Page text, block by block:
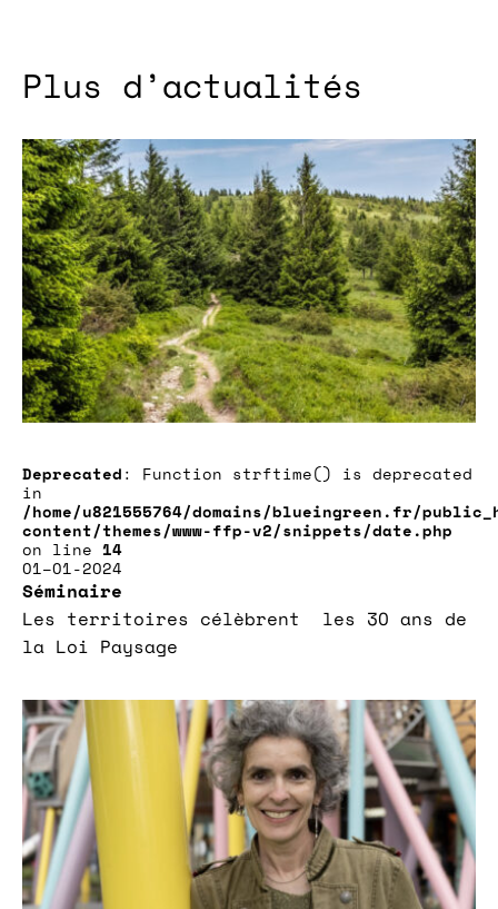
Plus d’actualités
Deprecated: Function strftime() is deprecated
in
/home/u821555764/domains/blueingreen.fr/
content/themes/www-ffp-v2/snippets/date.php
on line 14
01–01-2024
Séminaire
Les territoires célèbrent les 30 ans de
la Loi Paysage